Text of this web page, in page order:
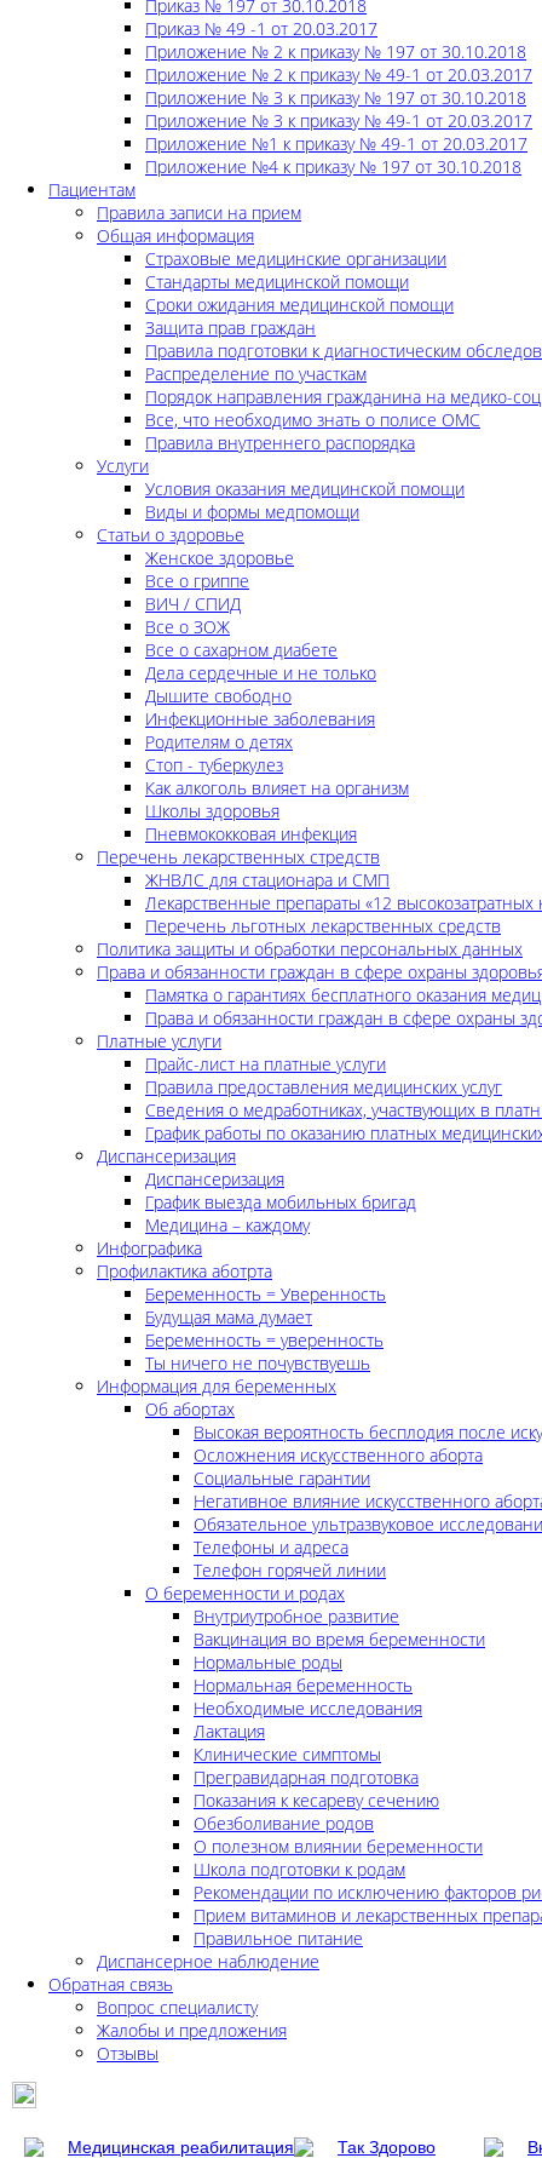
Приказ № 197 от 30.10.2018
Приказ № 49 -1 от 20.03.2017
Приложение № 2 к приказу № 197 от 30.10.2018
Приложение № 2 к приказу № 49-1 от 20.03.2017
Приложение № 3 к приказу № 197 от 30.10.2018
Приложение № 3 к приказу № 49-1 от 20.03.2017
Приложение №1 к приказу № 49-1 от 20.03.2017
Приложение №4 к приказу № 197 от 30.10.2018
Пациентам
Правила записи на прием
Общая информация
Страховые медицинские организации
Стандарты медицинской помощи
Сроки ожидания медицинской помощи
Защита прав граждан
Правила подготовки к диагностическим
Распределение по участкам
Порядок направления гражданина на медико-
Все, что необходимо знать о полисе ОМС
Правила внутреннего распорядка
Услуги
Условия оказания медицинской помощи
Виды и формы медпомощи
Статьи о здоровье
Женское здоровье
Все о гриппе
ВИЧ / СПИД
Все о ЗОЖ
Все о сахарном диабете
Дела сердечные и не только
Дышите свободно
Инфекционные заболевания
Родителям о детях
Стоп - туберкулез
Как алкоголь влияет на организм
Школы здоровья
Пневмококковая инфекция
Перечень лекарственных стредств
ЖНВЛС для стационара и СМП
Лекарственные препараты «12 высокозатратных
Перечень льготных лекарственных средств
Политика защиты и обработки персональных данных
Права и обязанности граждан в сфере охраны
Памятка о гарантиях бесплатного оказания
Права и обязанности граждан в сфере охраны
Платные услуги
Прайс-лист на платные услуги
Правила предоставления медицинских услуг
Сведения о медработниках, участвующих в
График работы по оказанию платных
Диспансеризация
Диспансеризация
График выезда мобильных бригад
Медицина – каждому
Инфографика
Профилактика аботрта
Беременность = Уверенность
Будущая мама думает
Беременность = уверенность
Ты ничего не почувствуешь
Информация для беременных
Об абортах
Высокая вероятность бесплодия после
Осложнения искусственного аборта
Социальные гарантии
Негативное влияние искусственного
Обязательное ультразвуковое
Телефоны и адреса
Телефон горячей линии
О беременности и родах
Внутриутробное развитие
Вакцинация во время беременности
Нормальные роды
Нормальная беременность
Необходимые исследования
Лактация
Клинические симптомы
Прегравидарная подготовка
Показания к кесареву сечению
Обезболивание родов
О полезном влиянии беременности
Школа подготовки к родам
Рекомендации по исключению факторов
Прием витаминов и лекарственных
Правильное питание
Диспансерное наблюдение
Обратная связь
Вопрос специалисту
Жалобы и предложения
Отзывы